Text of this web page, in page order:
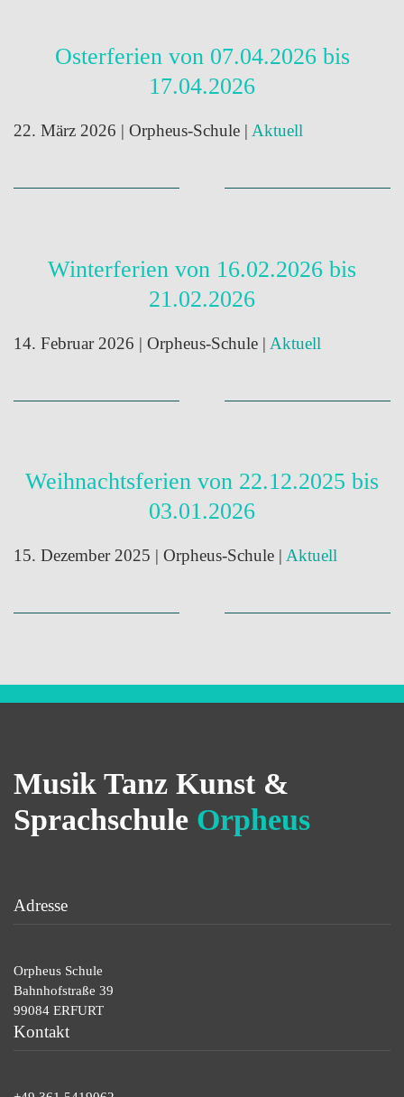
Osterferien von 07.04.2026 bis
17.04.2026
22. März 2026 | Orpheus-Schule | Aktuell
Winterferien von 16.02.2026 bis
21.02.2026
14. Februar 2026 | Orpheus-Schule | Aktuell
Weihnachtsferien von 22.12.2025 bis
03.01.2026
15. Dezember 2025 | Orpheus-Schule | Aktuell
Musik Tanz Kunst&
Sprachschule Orpheus
Adresse
Orpheus Schule
Bahnhofstraße 39
99084 ERFURT
Kontakt